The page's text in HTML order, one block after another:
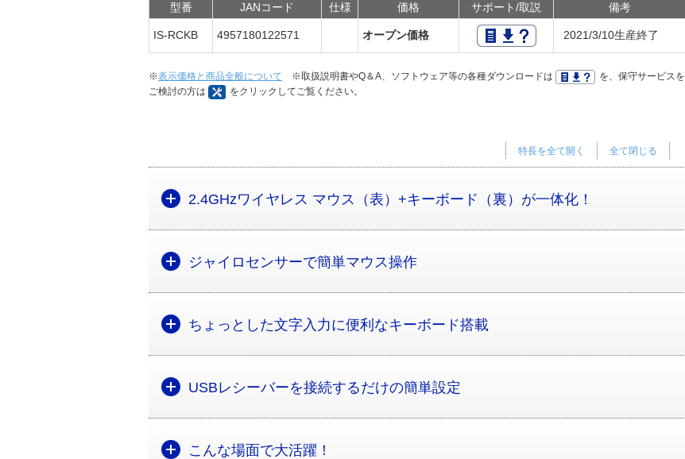
型番 JANコード 仕様 価格 サポート/取説 備考
IS-RCKB 4957180122571 オープン価格 2021/3/10生産終了
※表示価格と商品全般について ※取扱説明書やQ＆A、ソフトウェア等の各種ダウンロードは
を、保守サービスを
ご検討の方は
をクリックしてご覧ください。
全て閉じる
特長を全て開く
2.4GHzワイヤレス マウス（表）+キーボード（裏）が一体化！
ジャイロセンサーで簡単マウス操作
ちょっとした文字入力に便利なキーボード搭載
USBレシーバーを接続するだけの簡単設定
こんな場面で大活躍！